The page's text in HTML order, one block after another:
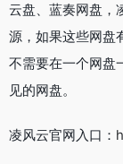
云盘、蓝奏网盘，
源，如果这些网盘
不需要在一个网盘
见的网盘。
凌风云官网入口：